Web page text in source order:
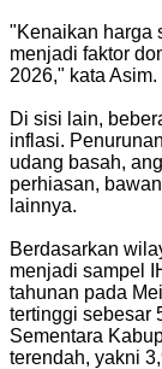
"Kenaikan harga
menjadi faktor
2026," kata Asim.
Di sisi lain,
inflasi.
udang basah,
perhiasan,
lainnya.
Berdasarkan
menjadi sampel
tahunan pada
tertinggi sebesar
Sementara
terendah, yakni